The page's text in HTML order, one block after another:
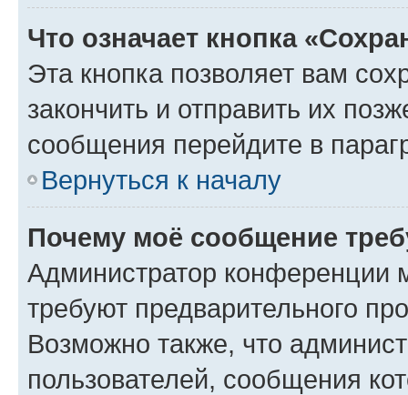
Что означает кнопка
Эта кнопка позволяет вам
закончить и отправить их
сообщения перейдите в
Вернуться к началу
Почему моё сообщение
Администратор конференции
требуют предварительного
Возможно также, что
пользователей, сообщения